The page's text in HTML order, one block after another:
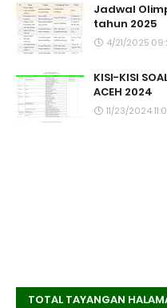
Jadwal
tahun 2025
4/21/2025
KISI-KISI
ACEH 2024
11/23/2024
TOTAL TAYANGAN